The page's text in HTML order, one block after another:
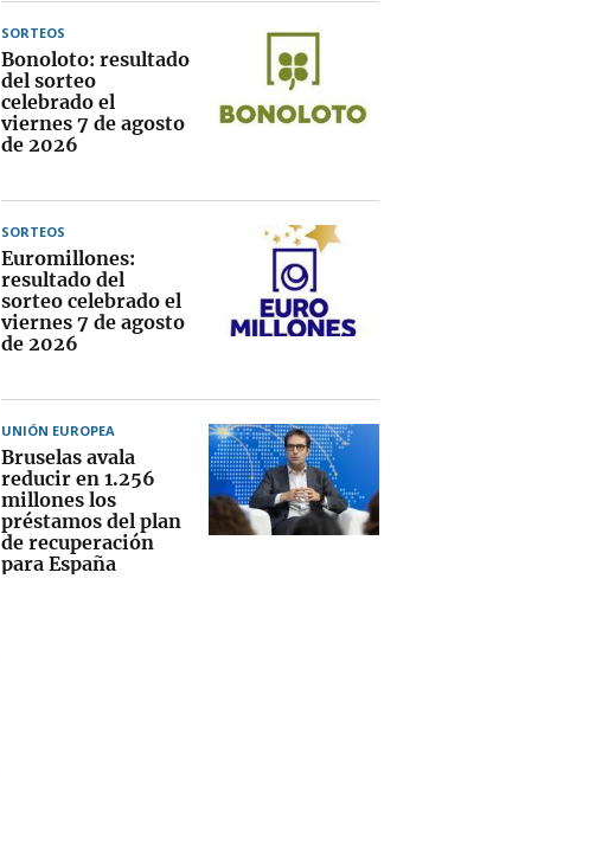
SORTEOS
Bonoloto: resultado
del sorteo
celebrado el
viernes 7 de agosto
de 2026
SORTEOS
Euromillones:
resultado del
sorteo celebrado el
viernes 7 de agosto
de 2026
UNIÓN EUROPEA
Bruselas avala
reducir en 1.256
millones los
préstamos del plan
de recuperación
para España